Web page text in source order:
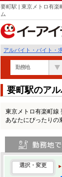
要町駅 | 東京メトロ有楽
ム
アルバイト・バイト・
勤務地
要町駅のア
東京メトロ有楽町線
あなたにぴったりの
選択・変更